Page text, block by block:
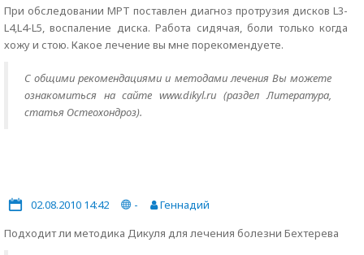
При обследовании МРТ поставлен диагноз протрузия дисков L3-
L4,L4-L5, воспаление диска. Работа сидячая, боли только когда
хожу и стою. Какое лечение вы мне порекомендуете.
С общими рекомендациями и методами лечения Вы можете
ознакомиться на сайте www.dikyl.ru (раздел Литература,
статья Остеохондроз).
02.08.2010 14:42 -
Геннадий
Подходит ли методика Дикуля для лечения болезни Бехтерева